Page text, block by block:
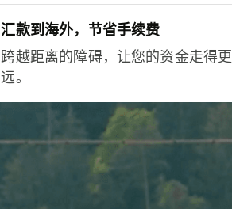
汇款到海外，节省手续费
跨越距离的障碍，让您的资金走得更
远。